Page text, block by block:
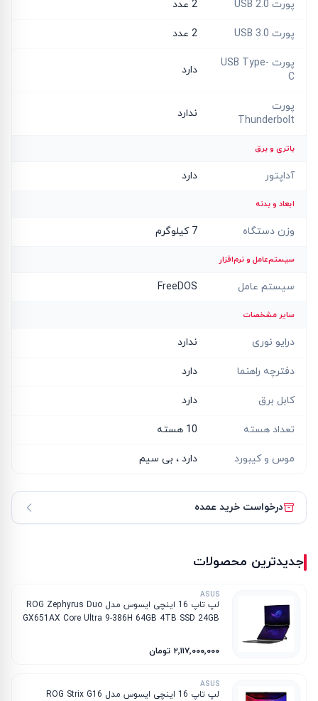
پورت USB 2.0 2 عدد
پورت USB 3.0 2 عدد
پورت USB Type-
C
دارد
پورت
Thunderbolt
ندارد
باتری و برق
آداپتور دارد
ابعاد و بدنه
وزن دستگاه 7 کیلوگرم
سیستم‌عامل و نرم‌افزار
سیستم عامل FreeDOS
سایر مشخصات
درایو نوری ندارد
دفترچه راهنما دارد
کابل برق دارد
تعداد هسته 10 هسته
موس و کیبورد دارد ، بی سیم
درخواست خرید عمده
جدیدترین محصولات
ASUS
لپ تاپ 16 اینچی ایسوس مدل ROG Zephyrus Duo
GX651AX Core Ultra 9-386H 64GB 4TB SSD 24GB
۲٬۱۱۷٬۰۰۰٬۰۰۰ تومان
ASUS
لپ تاپ 16 اینچی ایسوس مدل ROG Strix G16